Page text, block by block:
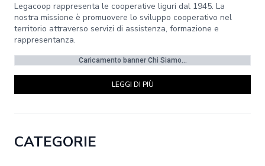
Legacoop rappresenta le cooperative liguri dal 1945. La
nostra missione è promuovere lo sviluppo cooperativo nel
territorio attraverso servizi di assistenza, formazione e
rappresentanza.
Caricamento banner Chi Siamo...
LEGGI DI PIÙ
CATEGORIE